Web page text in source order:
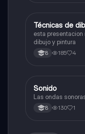
Artes
Técnicas de
esta
dibujo y pintura
8 185 4
Música
Sonido
Las ondas
8 130 1